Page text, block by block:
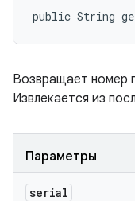
public String
Возвращает номер
Извлекается из
Параметры
serial